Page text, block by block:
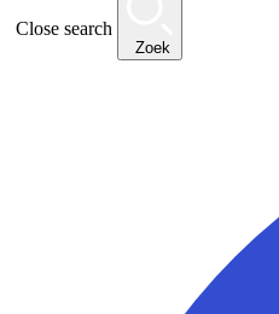
Close search
Zoek